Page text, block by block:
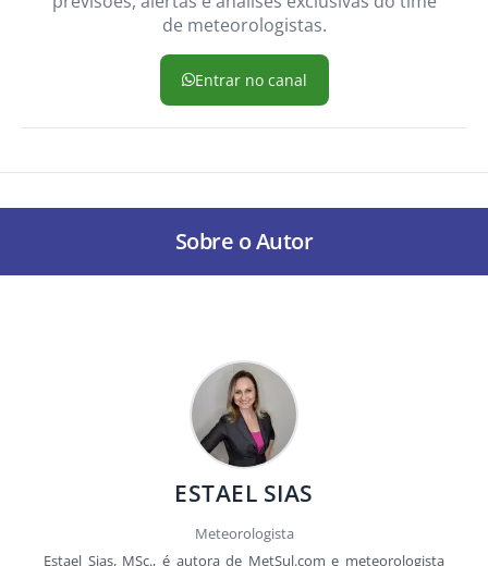
de meteorologistas.
Entrar no canal
Sobre o Autor
ESTAEL SIAS
Meteorologista
Estael Sias, MSc., é autora de MetSul.com e meteorologista